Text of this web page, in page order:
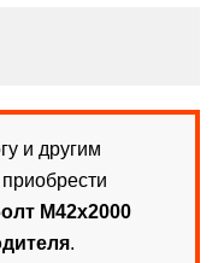
и другим
М42х2000
.